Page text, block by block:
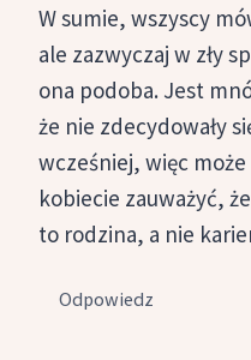
W sumie, wszyscy
ale zazwyczaj w zły
ona podoba. Jest
że nie zdecydowały
wcześniej, więc
kobiecie zauważyć,
to rodzina, a nie
Odpowiedz